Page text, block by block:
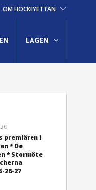
OM HOCKEYETTAN
LAGEN
premiären i
* De
* Stormöte
26-27